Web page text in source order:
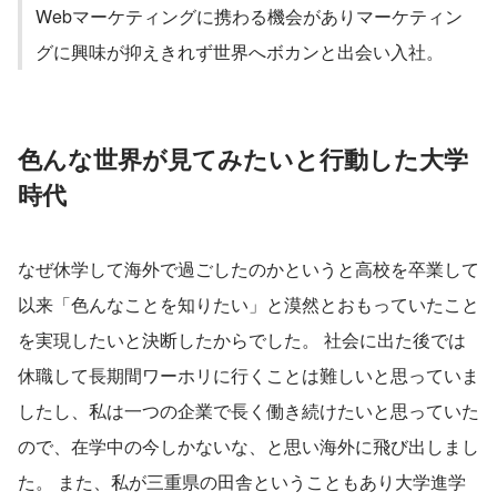
Webマーケティングに携わる機会がありマーケティン
グに興味が抑えきれず世界へボカンと出会い入社。
色んな世界が見てみたいと行動した大学
時代
なぜ休学して海外で過ごしたのかというと高校を卒業して
以来「色んなことを知りたい」と漠然とおもっていたこと
を実現したいと決断したからでした。 社会に出た後では
休職して長期間ワーホリに行くことは難しいと思っていま
したし、私は一つの企業で長く働き続けたいと思っていた
ので、在学中の今しかないな、と思い海外に飛び出しまし
た。 また、私が三重県の田舎ということもあり大学進学